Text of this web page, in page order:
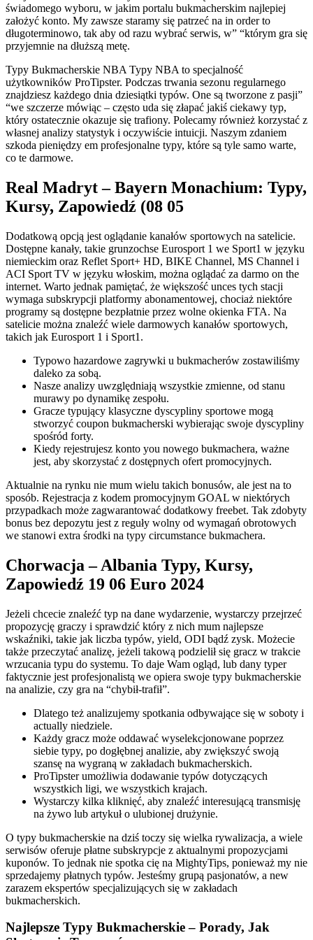
świadomego wyboru, w jakim portalu bukmacherskim najlepiej
założyć konto. My zawsze staramy się patrzeć na in order to
długoterminowo, tak aby od razu wybrać serwis, w” “którym gra się
przyjemnie na dłuższą metę.
Typy Bukmacherskie NBA Typy NBA to specjalność
użytkowników ProTipster. Podczas trwania sezonu regularnego
znajdziesz każdego dnia dziesiątki typów. One są tworzone z pasji”
“we szczerze mówiąc – często uda się złapać jakiś ciekawy typ,
który ostatecznie okazuje się trafiony. Polecamy również korzystać z
własnej analizy statystyk i oczywiście intuicji. Naszym zdaniem
szkoda pieniędzy em profesjonalne typy, które są tyle samo warte,
co te darmowe.
Real Madryt – Bayern Monachium: Typy,
Kursy, Zapowiedź (08 05
Dodatkową opcją jest oglądanie kanałów sportowych na satelicie.
Dostępne kanały, takie grunzochse Eurosport 1 we Sport1 w języku
niemieckim oraz Reflet Sport+ HD, BIKE Channel, MS Channel i
ACI Sport TV w języku włoskim, można oglądać za darmo on the
internet. Warto jednak pamiętać, że większość unces tych stacji
wymaga subskrypcji platformy abonamentowej, chociaż niektóre
programy są dostępne bezpłatnie przez wolne okienka FTA. Na
satelicie można znaleźć wiele darmowych kanałów sportowych,
takich jak Eurosport 1 i Sport1.
Typowo hazardowe zagrywki u bukmacherów zostawiliśmy
daleko za sobą.
Nasze analizy uwzględniają wszystkie zmienne, od stanu
murawy po dynamikę zespołu.
Gracze typujący klasyczne dyscypliny sportowe mogą
stworzyć coupon bukmacherski wybierając swoje dyscypliny
spośród forty.
Kiedy rejestrujesz konto you nowego bukmachera, ważne
jest, aby skorzystać z dostępnych ofert promocyjnych.
Aktualnie na rynku nie mum wielu takich bonusów, ale jest na to
sposób. Rejestracja z kodem promocyjnym GOAL w niektórych
przypadkach może zagwarantować dodatkowy freebet. Tak zdobyty
bonus bez depozytu jest z reguły wolny od wymagań obrotowych
we stanowi extra środki na typy circumstance bukmachera.
Chorwacja – Albania Typy, Kursy,
Zapowiedź 19 06 Euro 2024
Jeżeli chcecie znaleźć typ na dane wydarzenie, wystarczy przejrzeć
propozycję graczy i sprawdzić który z nich mum najlepsze
wskaźniki, takie jak liczba typów, yield, ODI bądź zysk. Możecie
także przeczytać analizę, jeżeli takową podzielił się gracz w trakcie
wrzucania typu do systemu. To daje Wam ogląd, lub dany typer
faktycznie jest profesjonalistą we opiera swoje typy bukmacherskie
na analizie, czy gra na “chybił-trafił”.
Dlatego też analizujemy spotkania odbywające się w soboty i
actually niedziele.
Każdy gracz może oddawać wyselekcjonowane poprzez
siebie typy, po dogłębnej analizie, aby zwiększyć swoją
szansę na wygraną w zakładach bukmacherskich.
ProTipster umożliwia dodawanie typów dotyczących
wszystkich ligi, we wszystkich krajach.
Wystarczy kilka kliknięć, aby znaleźć interesującą transmisję
na żywo lub artykuł o ulubionej drużynie.
O typy bukmacherskie na dziś toczy się wielka rywalizacja, a wiele
serwisów oferuje płatne subskrypcje z aktualnymi propozycjami
kuponów. To jednak nie spotka cię na MightyTips, ponieważ my nie
sprzedajemy płatnych typów. Jesteśmy grupą pasjonatów, a new
zarazem ekspertów specjalizujących się w zakładach
bukmacherskich.
Najlepsze Typy Bukmacherskie – Porady, Jak